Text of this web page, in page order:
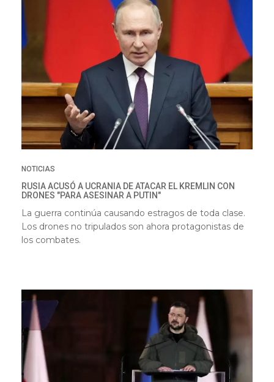
NOTICIAS
RUSIA ACUSÓ A UCRANIA DE ATACAR EL KREMLIN CON
DRONES "PARA ASESINAR A PUTIN"
La guerra continúa causando estragos de toda clase.
Los drones no tripulados son ahora protagonistas de
los combates.